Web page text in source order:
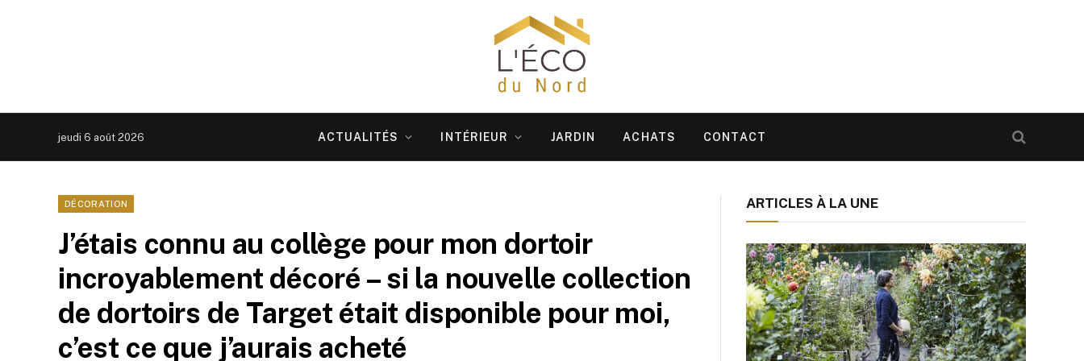
jeudi 6 août 2026 ACTUALITÉS INTÉRIEUR JARDIN ACHATS CONTACT
DÉCORATION
J’étais connu au collège pour mon dortoir
incroyablement décoré – si la nouvelle collection
de dortoirs de Target était disponible pour moi,
c’est ce que j’aurais acheté
ARTICLES À LA UNE